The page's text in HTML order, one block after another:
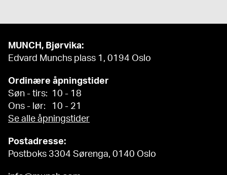
MUNCH, Bjørvika:
Edvard Munchs plass 1, 0194 Oslo
Ordinære åpningstider
Søn - tirs: 10 - 18
Ons - lør: 10 - 21
Se alle åpningstider
Postadresse:
Postboks 3304 Sørenga, 0140 Oslo